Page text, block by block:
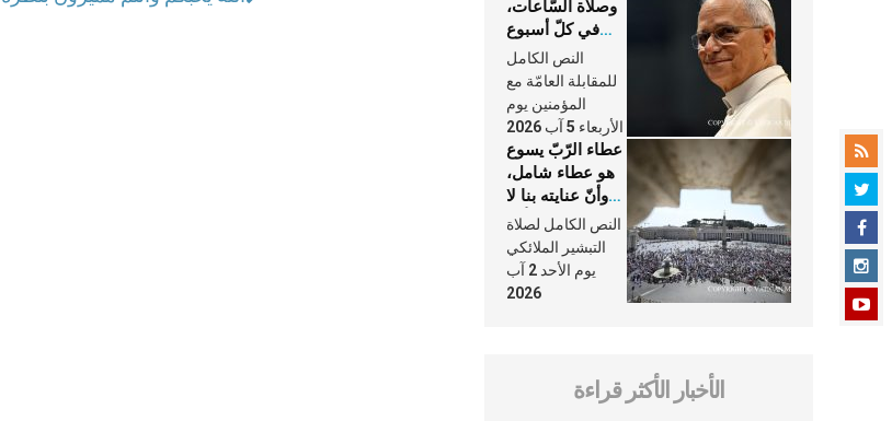
وصلاة السّاعات،
في كلّ أسبوع
وكلّ يوم، هما
النَّفَس في حياة
الكنيسة
النص الكامل
للمقابلة العامّة مع
المؤمنين يوم
الأربعاء 5 آب 2026
عطاء الرّبّ يسوع
هو عطاء شامل،
وأنّ عنايته بنا لا
تغيب عنّا أبدًا
النص الكامل لصلاة
التبشير الملائكي
يوم الأحد 2 آب
2026
الأخبار الأكثر قراءة